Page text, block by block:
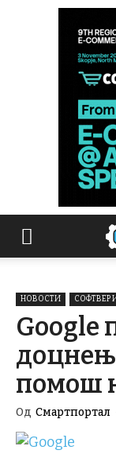
НОВОСТИ СОФТВЕР
Google
помош
Од Смартпортал